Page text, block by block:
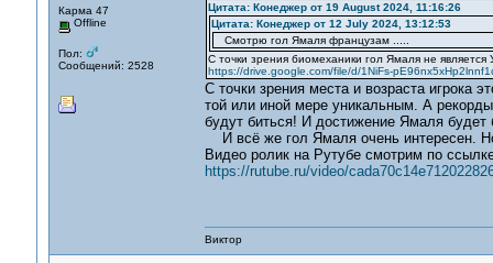
Карма 47
Offline
Пол:
Сообщений: 2528
Цитата: Конеджер от 19 August 2024, 11:16:26
Цитата: Конеджер от 12 July 2024, 13:12:53
Смотрю гол Ямаля французам .....
С точки зрения биомеханики гол Ямаля не является
https://drive.google.com/file/d/1NiFs-
С точки зрения места и возраста игрока
той или иной мере уникальным. А
будут биться! И достижение Ямаля будет
И всё же гол Ямаля очень интересен.
Видео ролик на Рутубе смотрим по
https://rutube.ru/video/
Виктор